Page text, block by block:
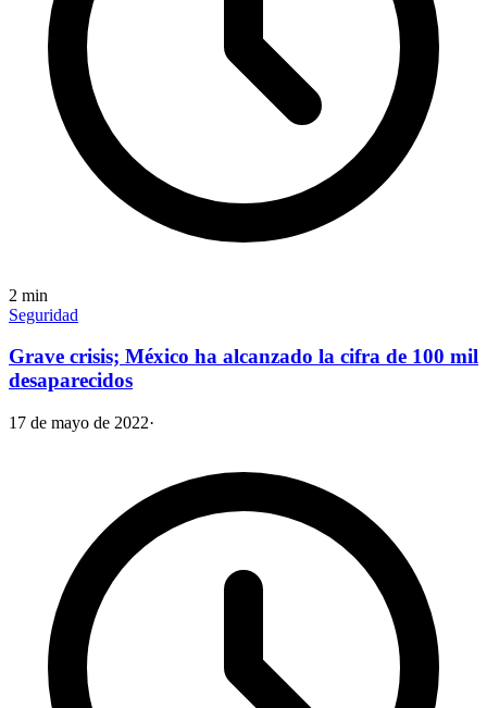
2 min
Seguridad
Grave crisis; México ha alcanzado la cifra de 100 mil
desaparecidos
17 de mayo de 2022·